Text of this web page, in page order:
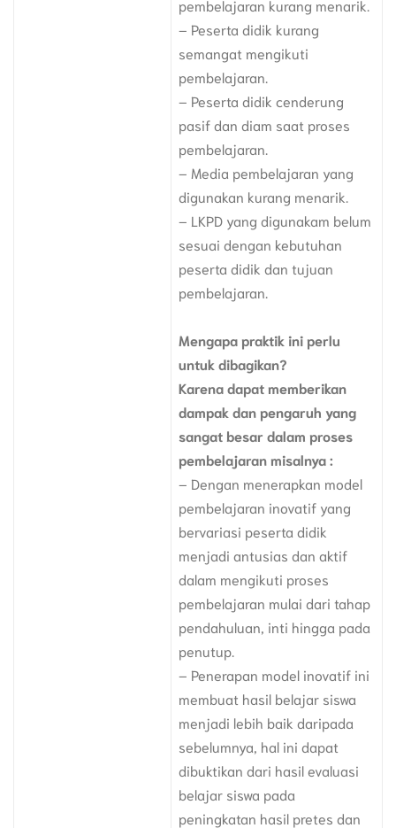
pembelajaran kurang menarik.
– Peserta didik kurang
semangat mengikuti
pembelajaran.
– Peserta didik cenderung
pasif dan diam saat proses
pembelajaran.
– Media pembelajaran yang
digunakan kurang menarik.
– LKPD yang digunakam belum
sesuai dengan kebutuhan
peserta didik dan tujuan
pembelajaran.
Mengapa praktik ini perlu
untuk dibagikan?
Karena dapat memberikan
dampak dan pengaruh yang
sangat besar dalam proses
pembelajaran misalnya :
– Dengan menerapkan model
pembelajaran inovatif yang
bervariasi peserta didik
menjadi antusias dan aktif
dalam mengikuti proses
pembelajaran mulai dari tahap
pendahuluan, inti hingga pada
penutup.
– Penerapan model inovatif ini
membuat hasil belajar siswa
menjadi lebih baik daripada
sebelumnya, hal ini dapat
dibuktikan dari hasil evaluasi
belajar siswa pada
peningkatan hasil pretes dan